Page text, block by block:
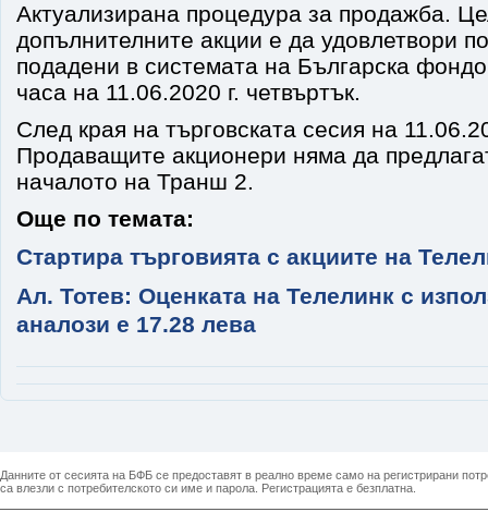
Актуализирана процедура за продажба.
допълнителните акции е да удовлетвори
подадени в системата на Българска
часа на 11.06.2020 г. четвъртък.
След края на търговската сесия на
Продаващите акционери няма да
началото на Транш 2.
Още по темата:
Стартира търговията с акциите на
Ал. Тотев: Оценката на Телелинк с
аналози е 17.28 лева
Данните от сесията на БФБ се предоставят в реално време само на регистрирани
са влезли с потребителското си име и парола. Регистрацията е безплатна.